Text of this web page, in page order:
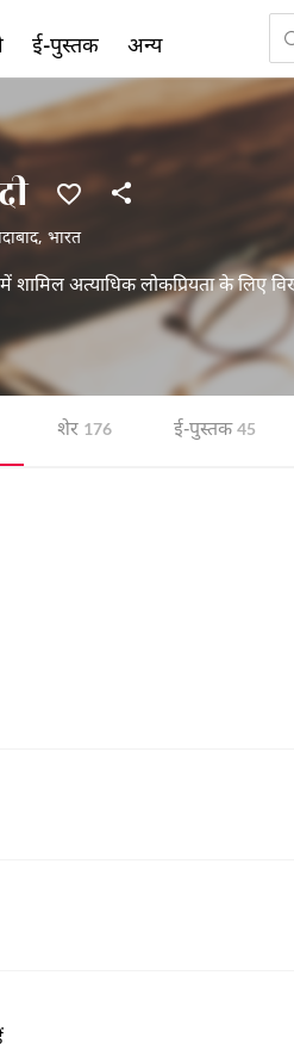
, भारत
शामिल अत्याधिक लोकप्रियता के लिए
शेर 176 ई-पुस्तक 45
ई-पुस्तक अन्य